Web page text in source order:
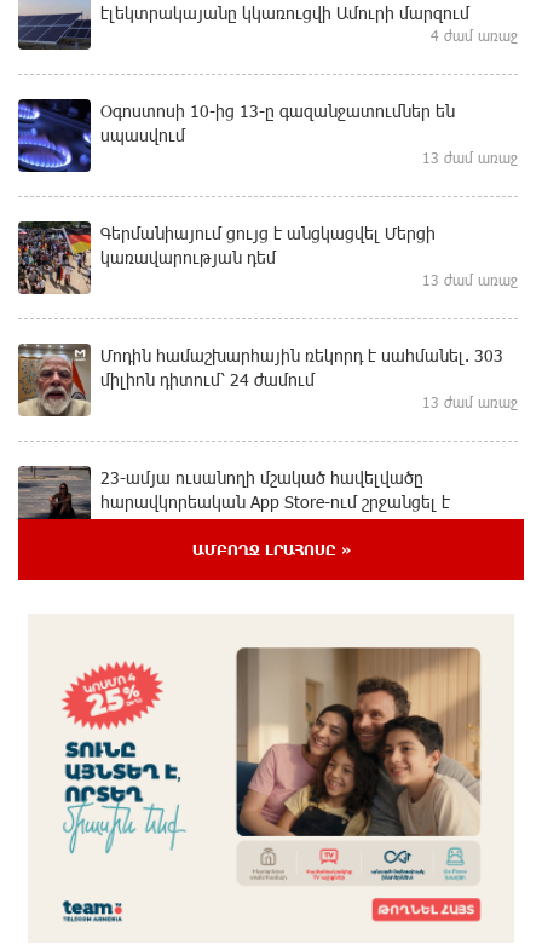
էլեկտրակայանը կկառուցվի Ամուրի մարզում
4 ժամ առաջ
Օգոստոսի 10-ից 13-ը գազանջատումներ են
սպասվում
13 ժամ առաջ
Գերմանիայում ցույց է անցկացվել Մերցի
կառավարության դեմ
13 ժամ առաջ
Մոդին համաշխարհային ռեկորդ է սահմանել. 303
միլիոն դիտում՝ 24 ժամում
13 ժամ առաջ
23-ամյա ուսանողի մշակած հավելվածը
հարավկորեական App Store-ում շրջանցել է
նույնիսկ Google Maps-ը
ուկրաինական 360 անօդաչու թռչող սարք
14 ժամ առաջ
Օգոստոսի 10-ին, 11-ին, 12-ին, 13-ին, 14-ին, 17-ին,
18-ին և 20-ին հարյուրավոր հասցեներում լույս չի
լինելու
14 ժամ առաջ
Ողբերգական դեպք՝ Երևանում․ Կիևյան կամրջի
տակ հայտնաբերվել է տղամարդու մարմին
ԱՄԲՈՂՋ ԼՐԱՀՈՍԸ »